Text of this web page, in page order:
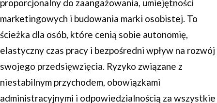
proporcjonalny do zaangażowania, umiejętności
marketingowych i budowania marki osobistej. To
ścieżka dla osób, które cenią sobie autonomię,
elastyczny czas pracy i bezpośredni wpływ na rozwój
swojego przedsięwzięcia. Ryzyko związane z
niestabilnym przychodem, obowiązkami
administracyjnymi i odpowiedzialnością za wszystkie